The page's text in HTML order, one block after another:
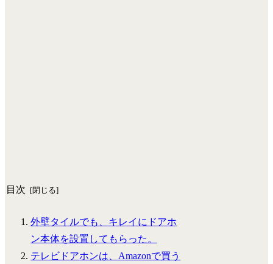
目次
外壁タイルでも、キレイにドアホ
ン本体を設置してもらった。
テレビドアホンは、Amazonで買う